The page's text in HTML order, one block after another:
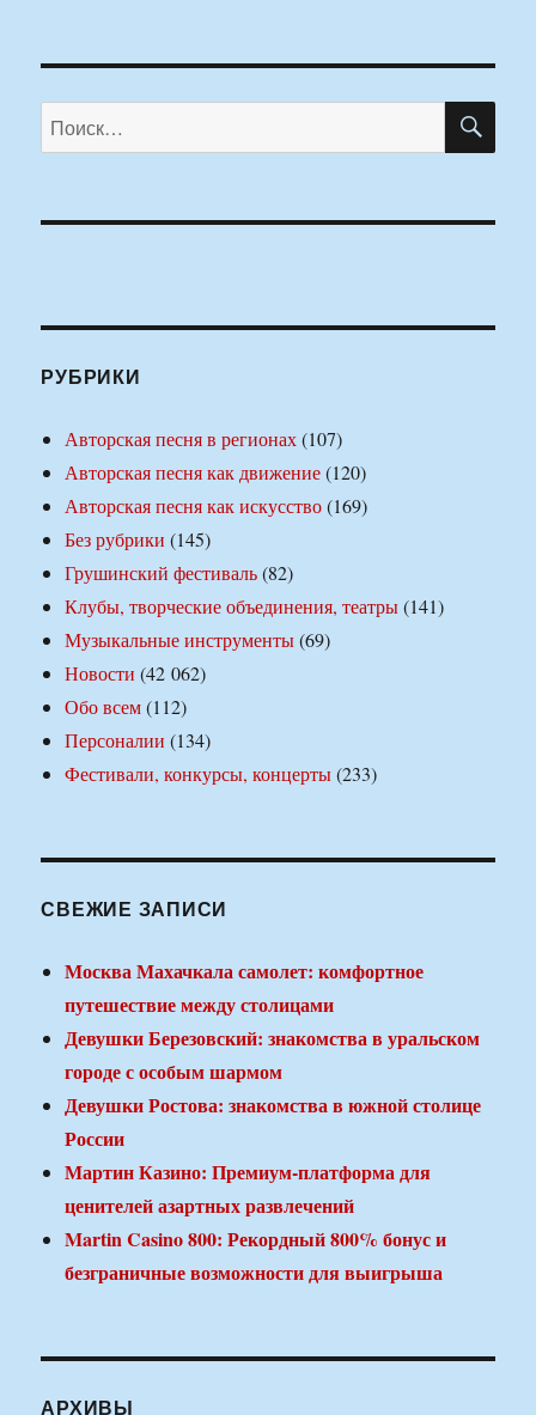
Искать:
РУБРИКИ
Авторская песня в регионах(107)
Авторская песня как движение(120)
Авторская песня как искусство(169)
Без рубрики (145)
Грушинский фестиваль(82)
Клубы, творческие объединения, театры(141)
Музыкальные инструменты(69)
Новости (42 062)
Обо всем(112)
Персоналии (134)
Фестивали, конкурсы, концерты(233)
СВЕЖИЕ ЗАПИСИ
Москва Махачкала самолет: комфортное
путешествие между столицами
Девушки Березовский: знакомства в уральском
городе с особым шармом
Девушки Ростова: знакомства в южной столице
России
Мартин Казино: Премиум-платформа для
ценителей азартных развлечений
Martin Casino 800: Рекордный 800% бонус и
безграничные возможности для выигрыша
АРХИВЫ